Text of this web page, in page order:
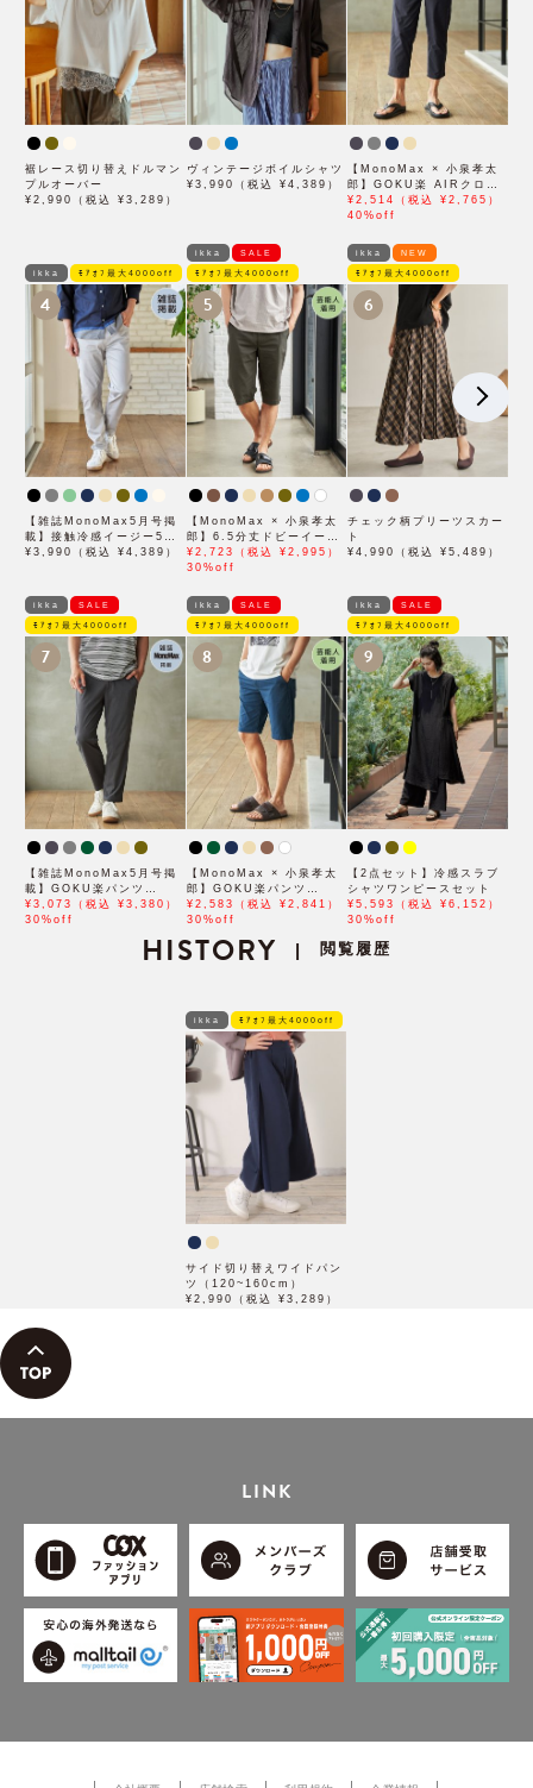
裾レース切り替えドルマン
プルオーバー
¥2,990（税込 ¥3,289）
ヴィンテージボイルシャツ
¥3,990（税込 ¥4,389）
【MonoMax × 小泉孝太
郎】GOKU楽 AIRクロッ
プドパンツ「小泉孝太郎さ
ん着用モデル」
¥2,514（税込 ¥2,765）
40%off
ikka ﾓｱｵﾌ最大4000off
4
【雑誌MonoMax5月号掲
載】接触冷感イージー5ポ
ケット
¥3,990（税込 ¥4,389）
ikka SALE
ﾓｱｵﾌ最大4000off
5
【MonoMax × 小泉孝太
郎】6.5分丈ドビーイージ
ーハーフパンツ「小泉孝太
郎さん着用モデル」
¥2,723（税込 ¥2,995）
30%off
ikka NEW
ﾓｱｵﾌ最大4000off
6
チェック柄プリーツスカー
ト
¥4,990（税込 ¥5,489）
ikka SALE
ﾓｱｵﾌ最大4000off
7
【雑誌MonoMax5月号掲
載】GOKU楽パンツ
EASY STRETCH 冷感ア
ンクル【接触冷感】「小泉
¥3,073（税込 ¥3,380）
30%off
ikka SALE
ﾓｱｵﾌ最大4000off
8
【MonoMax × 小泉孝太
郎】GOKU楽パンツ
EASY STRETCH 冷感
5Pショート「小泉孝太郎
¥2,583（税込 ¥2,841）
30%off
ikka SALE
ﾓｱｵﾌ最大4000off
9
【2点セット】冷感スラブ
シャツワンピースセット
¥5,593（税込 ¥6,152）
30%off
HISTORY | 閲覧履歴
ikka ﾓｱｵﾌ最大4000off
サイド切り替えワイドパン
ツ（120~160cm）
¥2,990（税込 ¥3,289）
LINK